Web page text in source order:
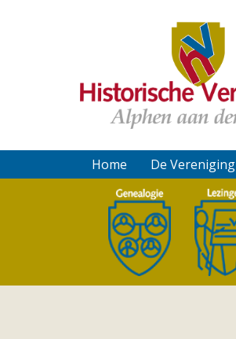
Home De Vereniging